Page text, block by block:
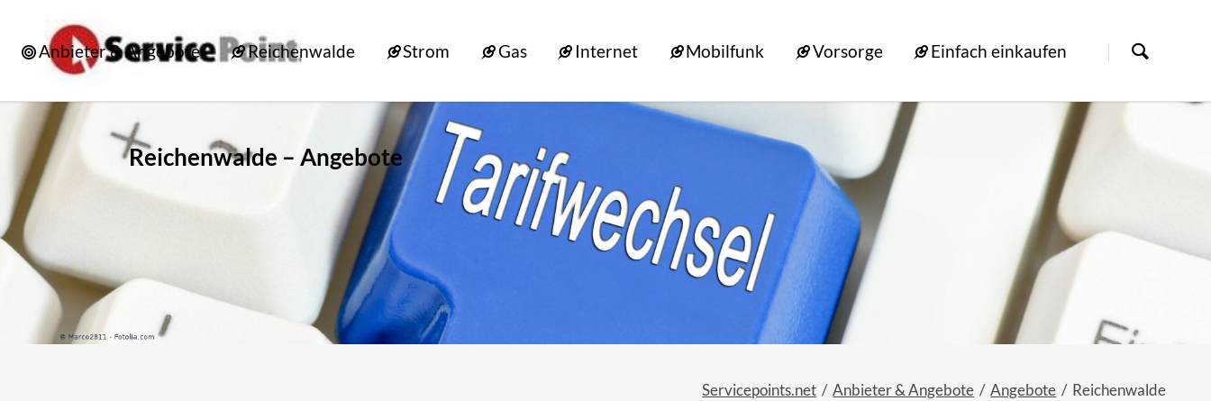
Anbieter & Angebote Reichenwalde Strom Gas Internet Mobilfunk Vorsorge Einfach einkaufen
Reichenwalde – Angebote
Servicepoints.net Anbieter & Angebote Angebote Reichenwalde